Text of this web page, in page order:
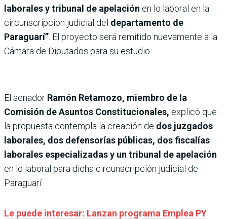
laborales y tribunal de apelación en lo laboral en la
circunscripción judicial del departamento de
Paraguarí” . El proyecto será remitido nuevamente a la
Cámara de Diputados para su estudio.
El senador Ramón Retamozo, miembro de la
Comisión de Asuntos Constitucionales, explicó que
la propuesta contempla la creación de dos juzgados
laborales, dos defensorías públicas, dos fiscalías
laborales especializadas y un tribunal de apelación
en lo laboral para dicha circunscripción judicial de
Paraguarí.
Le puede interesar: Lanzan programa Emplea PY